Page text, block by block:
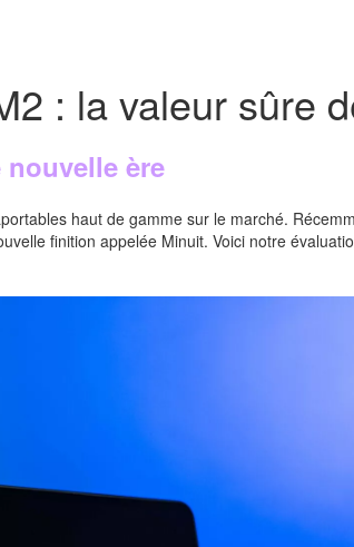
: la valeur sûre
nouvelle ère
haut de gamme sur le marché.
finition appelée Minuit. Voici notre